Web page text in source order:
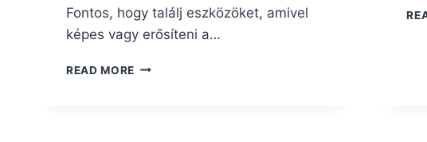
Fontos, hogy találj eszközöket, amivel
képes vagy erősíteni a…
READ MORE HOGYAN